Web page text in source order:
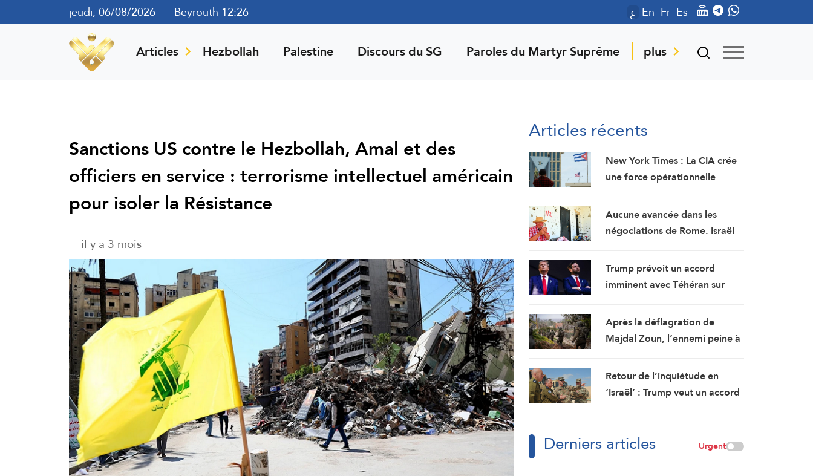
jeudi, 06/08/2026 Beyrouth 12:26 ع En Fr Es
Articles Hezbollah Palestine Discours du SG Paroles du Martyr Suprême plus
Sanctions US contre le Hezbollah, Amal et des
officiers en service : terrorisme intellectuel américain
pour isoler la Résistance
il y a 3 mois
Articles récents
New York Times : La CIA crée
une force opérationnelle
à Cuba
Aucune avancée dans les
négociations de Rome. Israël
libanaises
Trump prévoit un accord
imminent avec Téhéran sur
négociations prendront du
temps
Après la déflagration de
Majdal Zoun, l’ennemi peine à
une enquête
Retour de l’inquiétude en
‘Israël’ : Trump veut un accord
Derniers articles Urgent